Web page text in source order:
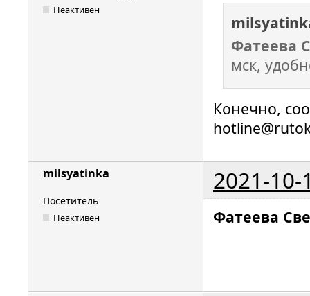
Неактивен
Фатеева
мск,
Конечно,
milsyatinka 2021-10-
Посетитель
Неактивен Фатеева